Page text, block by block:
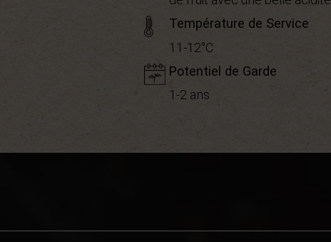
Température de Service
11-12°C
Potentiel de Garde
1-2 ans